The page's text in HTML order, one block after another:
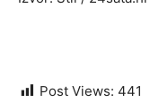
Post Views: 441